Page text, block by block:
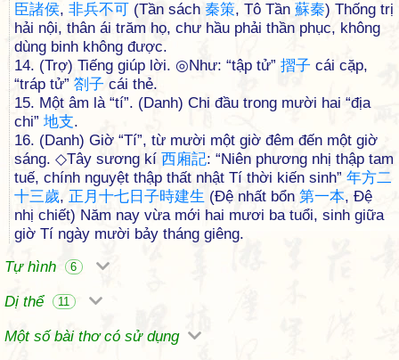
臣諸侯, 非兵不可 (Tần sách 秦策, Tô Tần 蘇秦) Thống trị
hải nội, thân ái trăm họ, chư hầu phải thần phục, không
dùng binh không được.
14. (Trợ) Tiếng giúp lời. ◎Như: “tập tử” 摺子 cái cặp,
“tráp tử” 劄子 cái thẻ.
15. Một âm là “tí”. (Danh) Chi đầu trong mười hai “địa
chi” 地支.
16. (Danh) Giờ “Tí”, từ mười một giờ đêm đến một giờ
sáng. ◇Tây sương kí 西廂記: “Niên phương nhị thập tam
tuế, chính nguyệt thập thất nhật Tí thời kiến sinh” 年方二
十三歲, 正 月 十七 日 子時建生 (Đệ nhất bổn 第一本, Đệ
nhị chiết) Năm nay vừa mới hai mươi ba tuổi, sinh giữa
giờ Tí ngày mười bảy tháng giêng.
Tự hình
6
Dị thể 11
Một số bài thơ có sử dụng